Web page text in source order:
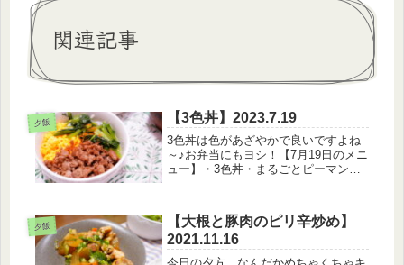
関連記事
夕飯 【3色丼】2023.7.19
3色丼は色があざやかで良いですよね
～♪お弁当にもヨシ！【7月19日のメニ
ュー】・3色丼・まるごとピーマンの
ですが、このあいだピーマンの肉詰め
を出したら残されました(笑)ダメか...
夕飯
【大根と豚肉のピリ辛炒め】
2021.11.16